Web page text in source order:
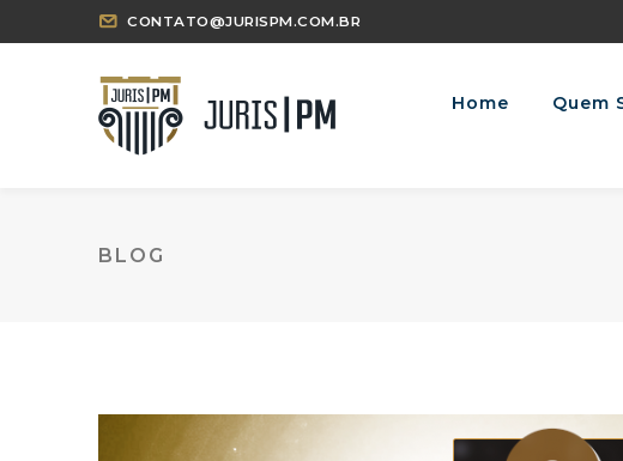
CONTATO@JURISPM.COM.BR
Home Quem
BLOG